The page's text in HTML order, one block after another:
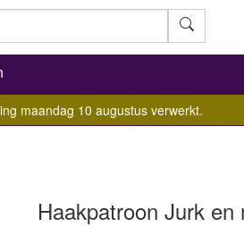
maandag 10 augustus verwerkt.
Haakpatroon Jurk en